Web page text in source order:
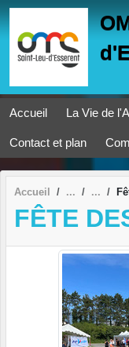
Accueil La Vie de
Contact et plan
Accueil
FÊTE
Panneau de gestion